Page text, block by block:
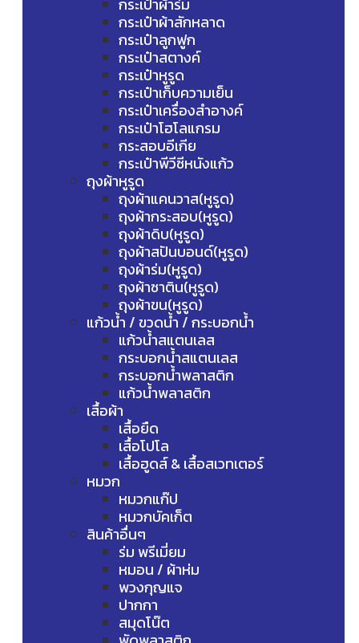
กระเป๋าผ้าร่ม
กระเป๋าผ้าสักหลาด
กระเป๋าลูกฟูก
กระเป๋าสตางค์
กระเป๋าหูรูด
กระเป๋าเก็บความเย็น
กระเป๋าเครื่องสำอางค์
กระเป๋าโฮโลแกรม
กระสอบอีเกีย
กระเป๋าพีวีซีหนังแก้ว
ถุงผ้าหูรูด
ถุงผ้าแคนวาส(หูรูด)
ถุงผ้ากระสอบ(หูรูด)
ถุงผ้าดิบ(หูรูด)
ถุงผ้าสปันบอนด์(หูรูด)
ถุงผ้าร่ม(หูรูด)
ถุงผ้าซาติน(หูรูด)
ถุงผ้าขน(หูรูด)
แก้วน้ำ / ขวดน้ำ / กระบอกน้ำ
แก้วน้ำสแตนเลส
กระบอกน้ำสแตนเลส
กระบอกน้ำพลาสติก
แก้วน้ำพลาสติก
เสื้อผ้า
เสื้อยืด
เสื้อโปโล
เสื้อฮูดส์ & เสื้อสเวทเตอร์
หมวก
หมวกแก๊ป
หมวกบัคเก็ต
สินค้าอื่นๆ
ร่ม พรีเมี่ยม
หมอน / ผ้าห่ม
พวงกุญแจ
ปากกา
สมุดโน๊ต